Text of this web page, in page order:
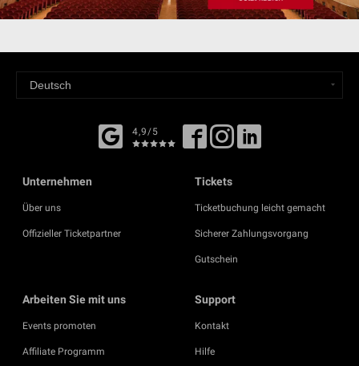
4,9/5
Unternehmen
Über uns
Offizieller Ticketpartner
Tickets
Ticketbuchung leicht gemacht
Sicherer Zahlungsvorgang
Gutschein
Arbeiten Sie mit uns
Events promoten
Affiliate Programm
Support
Kontakt
Hilfe